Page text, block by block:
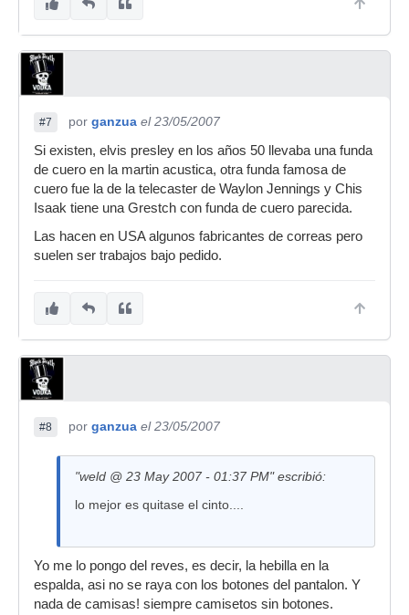
#7 por ganzua el 23/05/2007
Si existen, elvis presley en los años 50 llevaba una funda
de cuero en la martin acustica, otra funda famosa de
cuero fue la de la telecaster de Waylon Jennings y Chis
Isaak tiene una Grestch con funda de cuero parecida.
Las hacen en USA algunos fabricantes de correas pero
suelen ser trabajos bajo pedido.
#8 por ganzua el 23/05/2007
"weld @ 23 May 2007 - 01:37 PM" escribió:
lo mejor es quitase el cinto....
Yo me lo pongo del reves, es decir, la hebilla en la
espalda, asi no se raya con los botones del pantalon. Y
nada de camisas! siempre camisetos sin botones.